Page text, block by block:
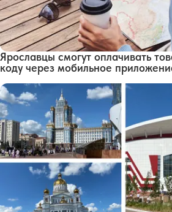
Ярославцы смогут оплачивать
коду через мобильное